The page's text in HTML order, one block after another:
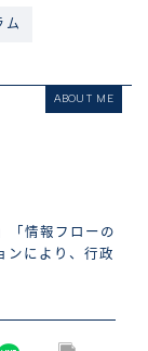
ム
ABOUT ME
「情報フローの
ンにより、行政